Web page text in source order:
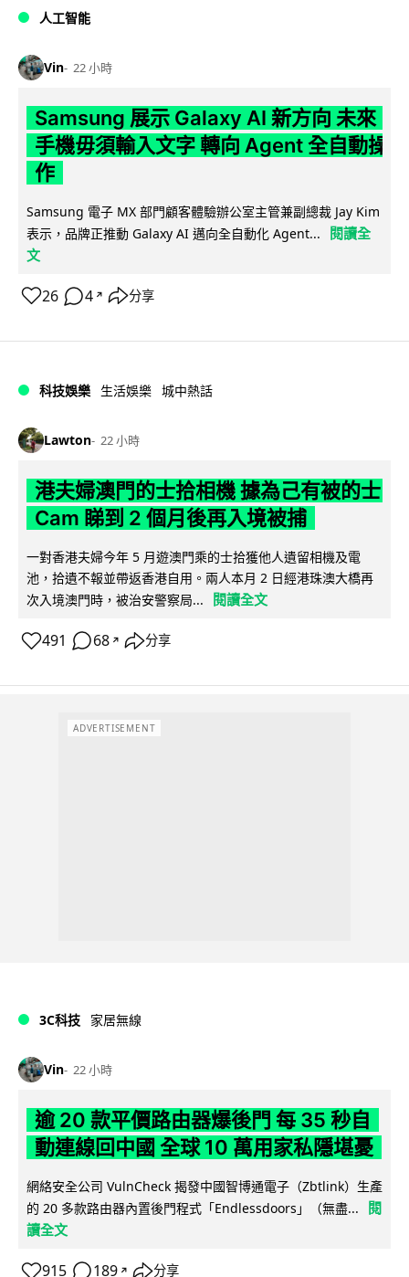
人工智能
Vin 22 小時
Samsung 展示 Galaxy AI 新方向 未來
手機毋須輸入文字 轉向 Agent 全自動操
作
Samsung 電子 MX 部門顧客體驗辦公室主管兼副總裁 Jay Kim
表示，品牌正推動 Galaxy AI 邁向全自動化 Agent...
閱讀全
文
26 4 ↗ 分享
科技娛樂 生活娛樂 城中熱話
Lawton 22 小時
港夫婦澳門的士拾相機 據為己有被的士
Cam 睇到 2 個月後再入境被捕
一對香港夫婦今年 5 月遊澳門乘的士拾獲他人遺留相機及電
池，拾遺不報並帶返香港自用。兩人本月 2 日經港珠澳大橋再
次入境澳門時，被治安警察局...
閱讀全文
491 68 ↗ 分享
ADVERTISEMENT
3C科技 家居無線
Vin 22 小時
逾 20 款平價路由器爆後門 每 35 秒自
動連線回中國 全球 10 萬用家私隱堪憂
網絡安全公司 VulnCheck 揭發中國智博通電子（Zbtlink）生產
的 20 多款路由器內置後門程式「Endlessdoors」（無盡...
閱
讀全文
915 189 ↗ 分享